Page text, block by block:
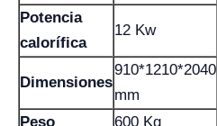
Potencia
calorífica
12 Kw
Dimensiones
910*1210*2040
mm
Peso
600 Kg